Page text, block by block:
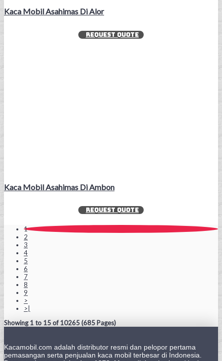
Kaca Mobil Asahimas Di Alor
REQUEST QUOTE
Kaca Mobil Asahimas Di Ambon
REQUEST QUOTE
1
2
3
4
5
6
7
8
9
>
>|
Showing 1 to 15 of 10265 (685 Pages)
Kacamobil.com adalah distributor resmi dan pelopor pertama
pemasangan serta penjualan kaca mobil terbesar di Indonesia.